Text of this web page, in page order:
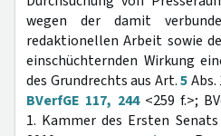
wegen der damit
redaktionellen Arbeit sowie
einschüchternden Wirkung
des Grundrechts aus Art.5Abs.
BVerfGE 117, 244<259 f.>;
1. Kammer des Ersten